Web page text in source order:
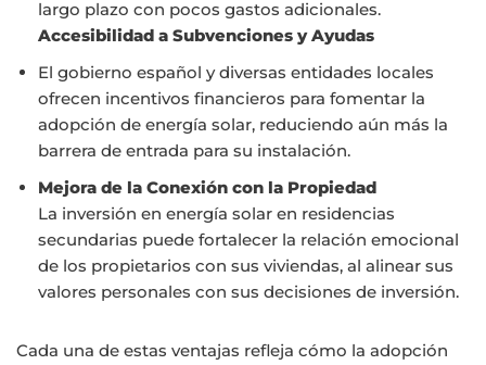
largo plazo con pocos gastos adicionales.
Accesibilidad a Subvenciones y Ayudas
El gobierno español y diversas entidades locales
ofrecen incentivos financieros para fomentar la
adopción de energía solar, reduciendo aún más la
barrera de entrada para su instalación.
Mejora de la Conexión con la Propiedad
La inversión en energía solar en residencias
secundarias puede fortalecer la relación emocional
de los propietarios con sus viviendas, al alinear sus
valores personales con sus decisiones de inversión.
Cada una de estas ventajas refleja cómo la adopción